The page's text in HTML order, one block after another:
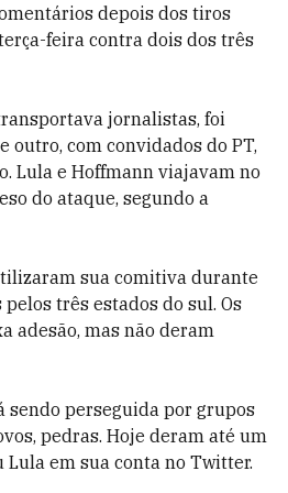
depois dos tiros
feira contra dois dos três
jornalistas, foi
outro, com convidados do PT,
Lula e Hoffmann viajavam no
do ataque, segundo a
sua comitiva durante
três estados do sul. Os
adesão, mas não deram
sendo perseguida por grupos
pedras. Hoje deram até um
em sua conta no Twitter.